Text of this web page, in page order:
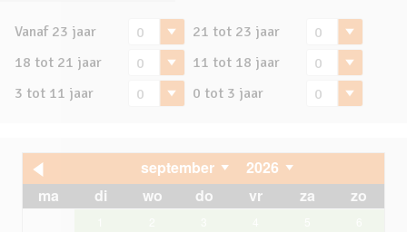
Vanaf 23 jaar
21 tot 23 jaar
18 tot 21 jaar
11 tot 18 jaar
3 tot 11 jaar
0 tot 3 jaar
september
2026
ma
di wo do vr za zo